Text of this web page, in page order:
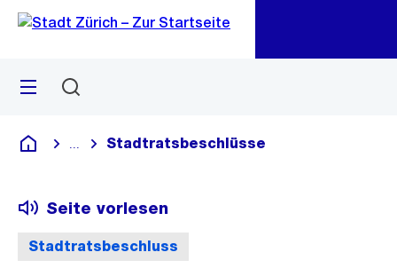
Navigation
Sprunglink
Menü
Deutsch
Blende alle Breadcrumbs ein
Stadtratsbeschlüsse
Stadtratsbeschluss
Seite vorlesen